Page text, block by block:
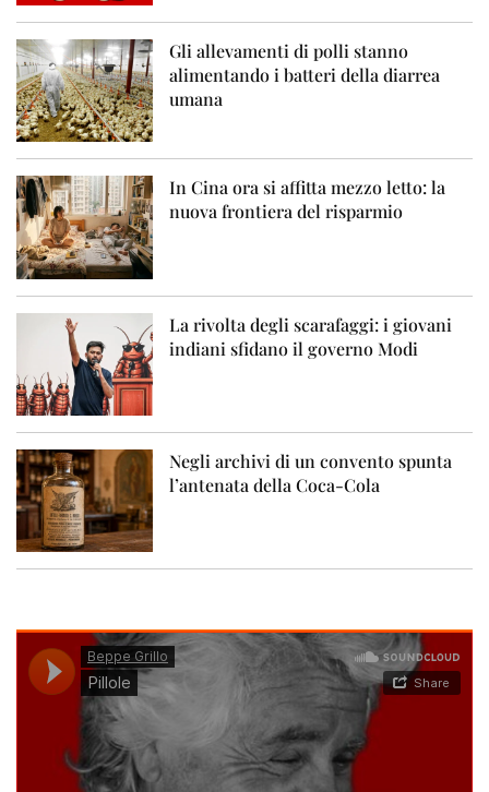
Gli allevamenti di polli stanno
alimentando i batteri della diarrea
umana
In Cina ora si affitta mezzo letto: la
nuova frontiera del risparmio
La rivolta degli scarafaggi: i giovani
indiani sfidano il governo Modi
Negli archivi di un convento spunta
l’antenata della Coca-Cola